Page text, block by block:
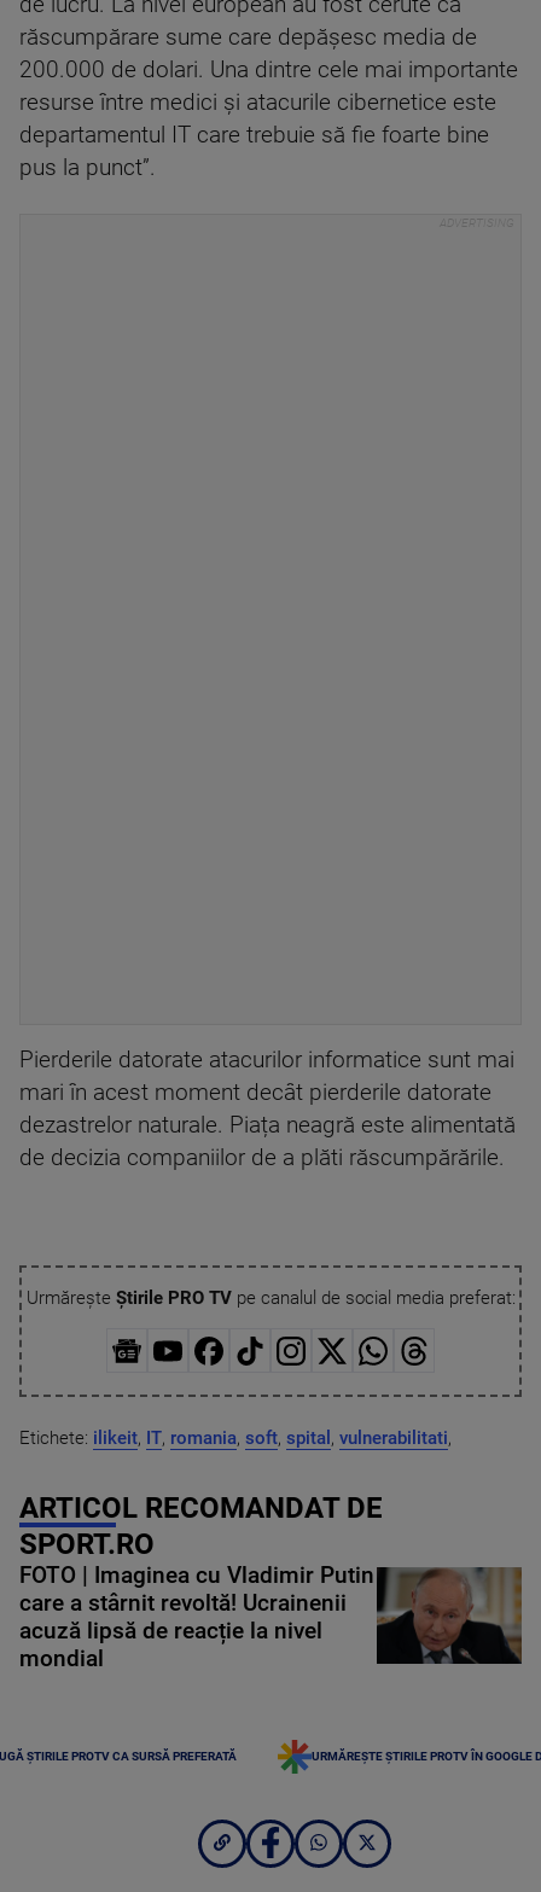
răscumpărare sume care depășesc media de
200.000 de dolari. Una dintre cele mai importante
resurse între medici și atacurile cibernetice este
departamentul IT care trebuie să fie foarte bine
pus la punct”.
Pierderile datorate atacurilor informatice sunt mai
mari în acest moment decât pierderile datorate
dezastrelor naturale. Piața neagră este alimentată
de decizia companiilor de a plăti răscumpărările.
Urmărește Știrile PRO TVpe canalul de social media preferat:
Etichete: ilikeit, IT, romania, soft, spital , vulnerabilitati,
ARTICOL RECOMANDAT DE
SPORT.RO
FOTO | Imaginea cu Vladimir Putin
care a stârnit revoltă! Ucrainenii
acuză lipsă de reacție la nivel
mondial
ȘTIRILE PROTV CA SURSĂ PREFERATĂ URMĂREȘTE ȘTIRILE PROTV ÎN GOOGLE